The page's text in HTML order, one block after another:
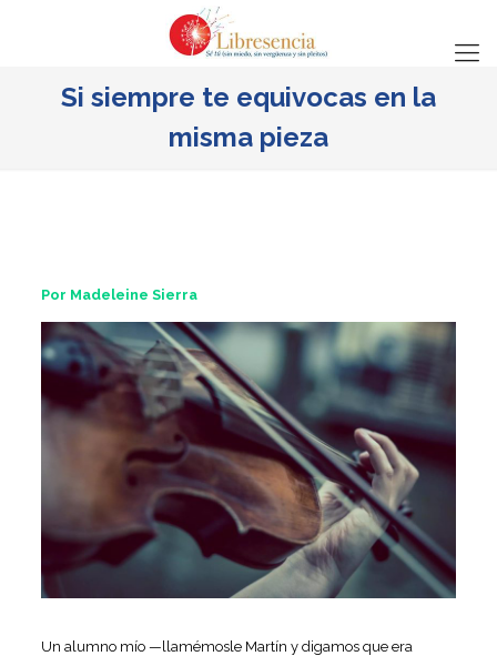
Si siempre te equivocas en la
misma pieza
Por Madeleine Sierra
Un alumno mío —llamémosle Martín y digamos que era